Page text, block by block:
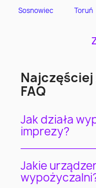
FAQ
Jak działa
imprezy?
Jakie